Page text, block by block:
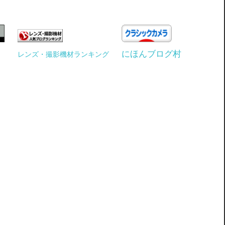
にほんブログ村
レンズ・撮影機材ランキング